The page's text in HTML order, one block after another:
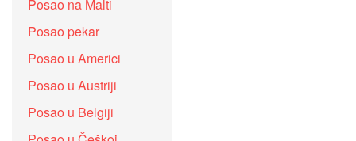
Posao na Malti
Posao pekar
Posao u Americi
Posao u Austriji
Posao u Belgiji